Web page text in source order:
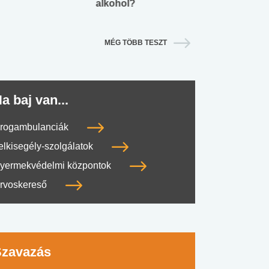
alkohol?
MÉG TÖBB TESZT
baj van...
szolgálatok
központok